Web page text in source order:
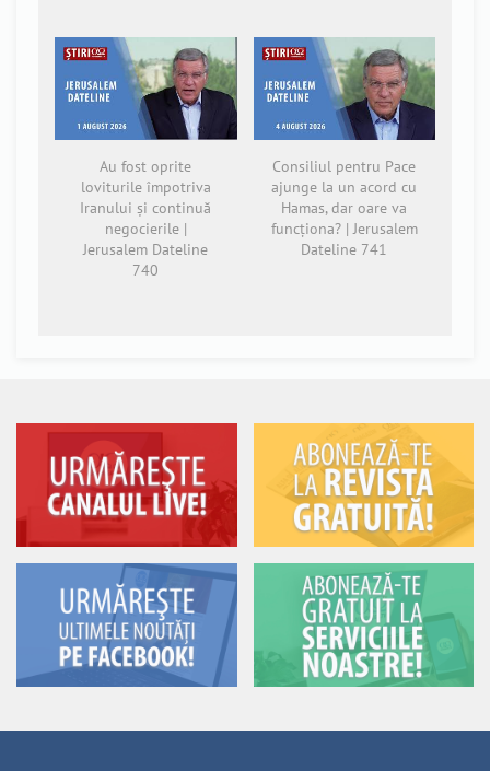
Au fost oprite
loviturile împotriva
Iranului și continuă
negocierile |
Jerusalem Dateline
740
Consiliul pentru Pace
ajunge la un acord cu
Hamas, dar oare va
funcționa? | Jerusalem
Dateline 741